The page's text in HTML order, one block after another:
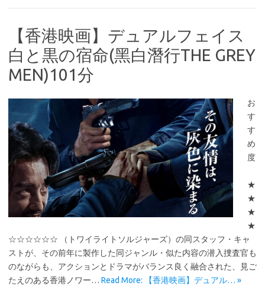
【香港映画】デュアルフェイス
白と黒の宿命(黑白潛行THE GREY
MEN)101分
お
す
す
め
度
★
★
★
★
☆☆☆☆☆☆ （トワイライトソルジャーズ）の同スタッフ・キャ
ストが、その前年に製作した同ジャンル・似た内容の潜入捜査官も
のながらも、アクションとドラマがバランス良く融合された、見ご
たえのある香港ノワー… Read More: 【香港映画】デュアル… »